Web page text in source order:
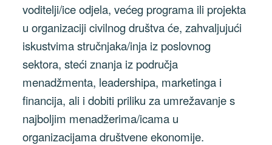
voditelji/ice odjela, većeg programa ili projekta
u organizaciji civilnog društva će, zahvaljujući
iskustvima stručnjaka/inja iz poslovnog
sektora, steći znanja iz područja
menadžmenta, leadershipa, marketinga i
financija, ali i dobiti priliku za umrežavanje s
najboljim menadžerima/icama u
organizacijama društvene ekonomije.